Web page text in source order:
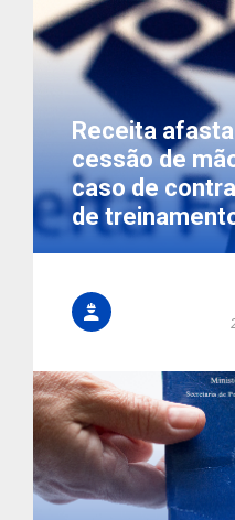
Receita
cessão de
caso de
de